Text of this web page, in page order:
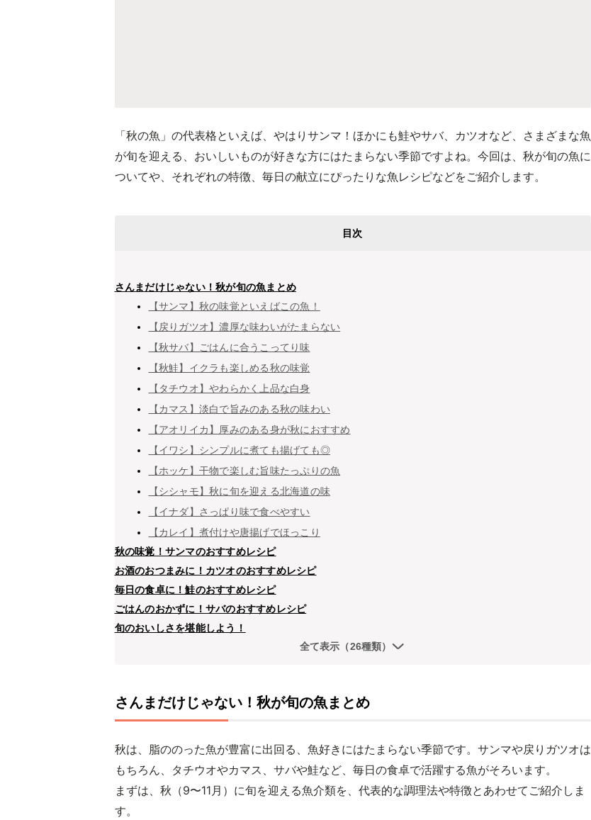
「秋の魚」の代表格といえば、やはりサンマ！ほかにも鮭やサバ、カツオなど、さまざまな魚
が旬を迎える、おいしいものが好きな方にはたまらない季節ですよね。今回は、秋が旬の魚に
ついてや、それぞれの特徴、毎日の献立にぴったりな魚レシピなどをご紹介します。
目次
さんまだけじゃない！秋が旬の魚まとめ
【サンマ】秋の味覚といえばこの魚！
【戻りガツオ】濃厚な味わいがたまらない
【秋サバ】ごはんに合うこってり味
【秋鮭】イクラも楽しめる秋の味覚
【タチウオ】やわらかく上品な白身
【カマス】淡白で旨みのある秋の味わい
【アオリイカ】厚みのある身が秋におすすめ
【イワシ】シンプルに煮ても揚げても◎
【ホッケ】干物で楽しむ旨味たっぷりの魚
【シシャモ】秋に旬を迎える北海道の味
【イナダ】さっぱり味で食べやすい
【カレイ】煮付けや唐揚げでほっこり
秋の味覚！サンマのおすすめレシピ
お酒のおつまみに！カツオのおすすめレシピ
毎日の食卓に！鮭のおすすめレシピ
ごはんのおかずに！サバのおすすめレシピ
旬のおいしさを堪能しよう！
全て表示（26種類）
さんまだけじゃない！秋が旬の魚まとめ
秋は、脂ののった魚が豊富に出回る、魚好きにはたまらない季節です。サンマや戻りガツオは
もちろん、タチウオやカマス、サバや鮭など、毎日の食卓で活躍する魚がそろいます。
まずは、秋（9〜11月）に旬を迎える魚介類を、代表的な調理法や特徴とあわせてご紹介しま
す。